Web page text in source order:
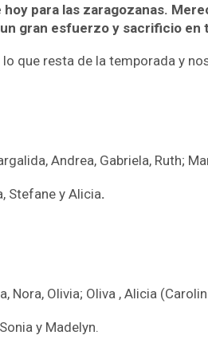
para las zaragozanas.
gran esfuerzo y sacrificio en
que resta de la temporada y
Andrea, Gabriela, Ruth;
Stefane y Alicia.
Nora, Olivia; Oliva , Alicia
y Madelyn.